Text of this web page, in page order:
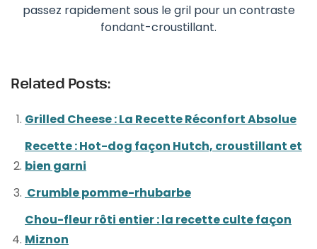
passez rapidement sous le gril pour un contraste
fondant-croustillant.
Related Posts:
Grilled Cheese : La Recette Réconfort Absolue
Recette : Hot-dog façon Hutch, croustillant et
bien garni
Crumble pomme-rhubarbe
Chou-fleur rôti entier : la recette culte façon
Miznon